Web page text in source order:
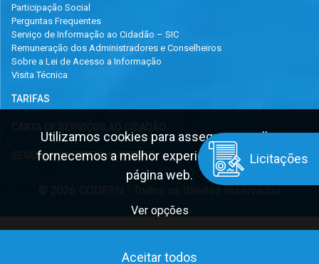
Licitações
Participação Social
Perguntas Frequentes
Serviço de Informação ao Cidadão – SIC
Remuneração dos Administradores e Conselheiros
Sobre a Lei de Acesso a Informação
Visita Técnica
TARIFAS
CARTA DE SERVIÇOS AO CIDADÃO
SEGURANÇA E MEIO AMBIENTE
© 2026 CODERN - Todos os direitos reservados
Utilizamos cookies para assegurar que lhe
fornecemos a melhor experiência na nossa
página web.
Ver opções
Aceitar todos